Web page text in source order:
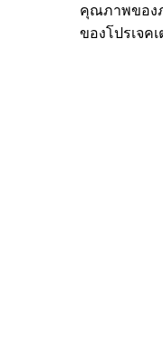
คุณภาพของภ
ของโปรเจค